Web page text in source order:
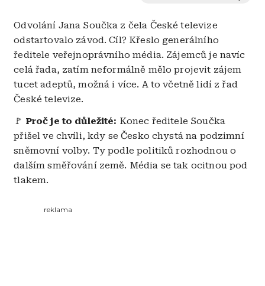
Odvolání Jana Součka z čela České televize
odstartovalo závod. Cíl? Křeslo generálního
ředitele veřejnoprávního média. Zájemců je navíc
celá řada, zatím neformálně mělo projevit zájem
tucet adeptů, možná i více. A to včetně lidí z řad
České televize.
🚩 Proč je to důležité: Konec ředitele Součka
přišel ve chvíli, kdy se Česko chystá na podzimní
sněmovní volby. Ty podle politiků rozhodnou o
dalším směřování země. Média se tak ocitnou pod
tlakem.
reklama